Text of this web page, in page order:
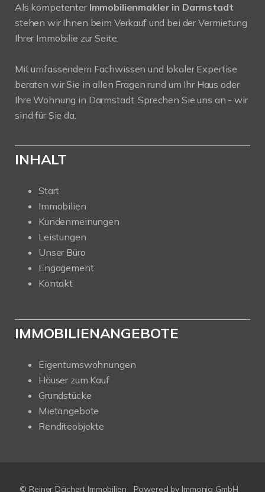
Als kompetenter Immobilienmakler in Darmstadt
stehen wir Ihnen beim Verkauf und bei der Vermietung
Ihrer Immobilie zur Seite.
Mit umfassendem Fachwissen und lokaler Expertise
beraten wir Sie in allen Fragen rund um Ihr Haus oder
Ihre Wohnung in Darmstadt. Sprechen Sie uns an - wir
sind für Sie da.
INHALT
Start
Immobilien
Kundenmeinungen
Leistungen
Unser Büro
Engagement
Kontakt
IMMOBILIENANGEBOTE
Eigentumswohnungen
Häuser zum Kauf
Grundstücke
Mietangebote
Renditeobjekte
© Reiner Dächert Immobilien Powered by Immonia GmbH